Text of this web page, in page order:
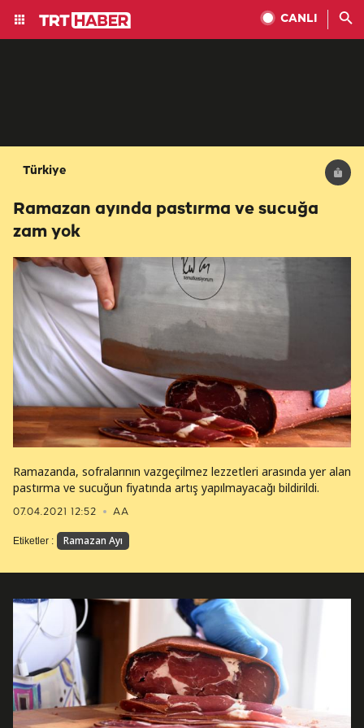
CANLI
Türkiye
Ramazan ayında pastırma ve sucuğa
zam yok
07.04.2021 12:52 AA
Ramazanda, sofralarının vazgeçilmez lezzetleri arasında yer alan
pastırma ve sucuğun fiyatında artış yapılmayacağı bildirildi.
Etiketler : Ramazan Ayı